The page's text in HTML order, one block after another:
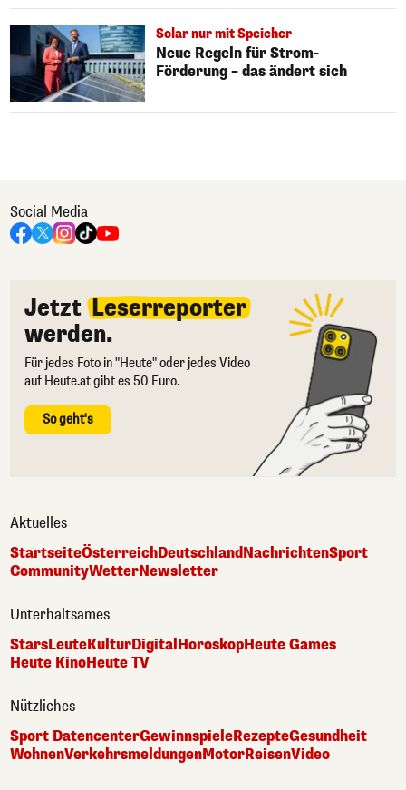
Solar nur mit Speicher
Neue Regeln für Strom-
Förderung – das ändert sich
Social Media
Jetzt Leserreporter
werden.
Für jedes Foto in "Heute" oder jedes Video
auf Heute.at gibt es 50 Euro.
So geht's
Aktuelles
StartseiteÖsterreichDeutschlandNachrichtenSport
CommunityWetterNewsletter
Unterhaltsames
StarsLeuteKulturDigitalHoroskopHeute Games
Heute KinoHeute TV
Nützliches
Sport DatencenterGewinnspieleRezepteGesundheit
WohnenVerkehrsmeldungenMotorReisenVideo